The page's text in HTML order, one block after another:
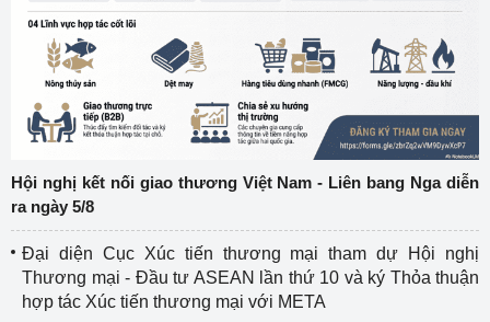
Hội nghị kết nối giao thương Việt Nam - Liên bang Nga diễn
ra ngày 5/8
Đại diện Cục Xúc tiến thương mại tham dự Hội nghị
Thương mại - Đầu tư ASEAN lần thứ 10 và ký Thỏa thuận
hợp tác Xúc tiến thương mại với META